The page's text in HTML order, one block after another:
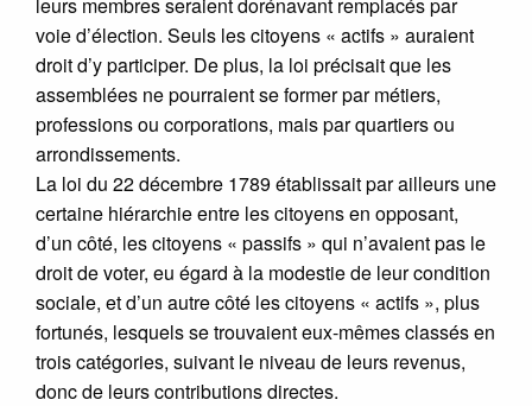
voie d’élection. Seuls les citoyens « actifs » auraient
droit d’y participer. De plus, la loi précisait que les
assemblées ne pourraient se former par métiers,
professions ou corporations, mais par quartiers ou
arrondissements.
La loi du 22 décembre 1789 établissait par ailleurs une
certaine hiérarchie entre les citoyens en opposant,
d’un côté, les citoyens « passifs » qui n’avaient pas le
droit de voter, eu égard à la modestie de leur condition
sociale, et d’un autre côté les citoyens « actifs », plus
fortunés, lesquels se trouvaient eux-mêmes classés en
trois catégories, suivant le niveau de leurs revenus,
donc de leurs contributions directes.